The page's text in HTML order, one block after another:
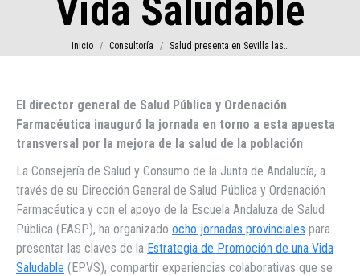
Vida Saludable
Estás aquí:
Inicio Consultoría Salud presenta en Sevilla las…
El director general de Salud Pública y Ordenación
Farmacéutica inauguró la jornada en torno a esta apuesta
transversal por la mejora de la salud de la población
La Consejería de Salud y Consumo de la Junta de Andalucía, a
través de su Dirección General de Salud Pública y Ordenación
Farmacéutica y con el apoyo de la Escuela Andaluza de Salud
Pública (EASP), ha organizado ocho jornadas provinciales para
presentar las claves de la Estrategia de Promoción de una Vida
Saludable (EPVS), compartir experiencias colaborativas que se